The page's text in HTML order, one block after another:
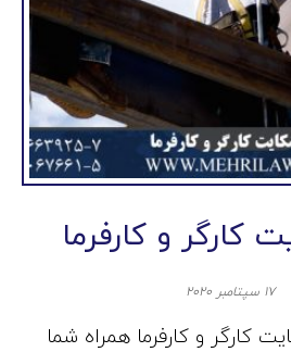
کارگر و کارفرما
۱۷ سپتامبر ۲۰۲۰
کارگر و کارفرما همراه شما